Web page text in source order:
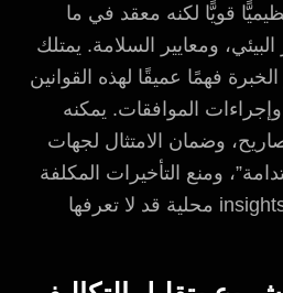
قويًّا لكنه معقد في ما
البيئي، ومعايير السلامة. يمتلك
فهمًا عميقًا لهذه القوانين
وإجراءات الموافقات. يمكنه
وضمان الامتثال لجهات
ومنع التأخيرات المكلفة
أو الغرامات، مع تقديم insights محلية قد لا تعرفها